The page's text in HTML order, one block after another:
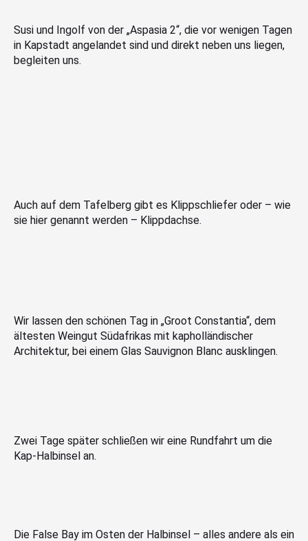
Susi und Ingolf von der „Aspasia 2“, die vor wenigen Tagen
in Kapstadt angelandet sind und direkt neben uns liegen,
begleiten uns.
Auch auf dem Tafelberg gibt es Klippschliefer oder – wie
sie hier genannt werden – Klippdachse.
Wir lassen den schönen Tag in „Groot Constantia“, dem
ältesten Weingut Südafrikas mit kapholländischer
Architektur, bei einem Glas Sauvignon Blanc ausklingen.
Zwei Tage später schließen wir eine Rundfahrt um die
Kap-Halbinsel an.
Die False Bay im Osten der Halbinsel – alles andere als ein